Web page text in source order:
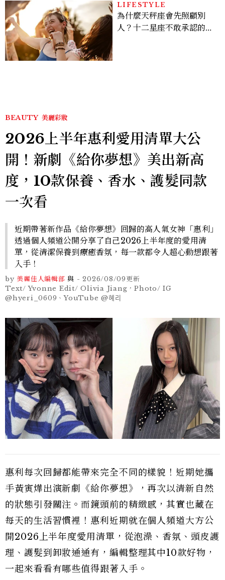
LIFESTYLE
為什麼天秤座會先照顧別
人？十二星座不敢承認的一
BEAUTY 美麗彩妝
2026上半年惠利愛用清單大公
開！新劇《給你夢想》美出新高
度，10款保養、香水、護髮同款
一次看
近期帶著新作品《給你夢想》回歸的高人氣女神「惠利」
透過個人頻道公開分享了自己2026上半年度的愛用清
單，從清潔保養到療癒香氛，每一款都令人超心動想跟著
入手！
by 美麗佳人編輯部 與 -2026/08/09更新
Text/ Yvonne Edit/ Olivia Jiang，Photo/ IG
@hyeri_0609、YouTube @혜리
惠利每次回歸都能帶來完全不同的樣貌！近期她攜
手黃寅燁出演新劇《給你夢想》，再次以清新自然
的狀態引發關注。而鏡頭前的精緻感，其實也藏在
每天的生活習慣裡！惠利近期就在個人頻道大方公
開2026上半年度愛用清單，從泡澡、香氛、頭皮護
理、護髮到卸妝通通有，編輯整理其中10款好物，
一起來看看有哪些值得跟著入手。